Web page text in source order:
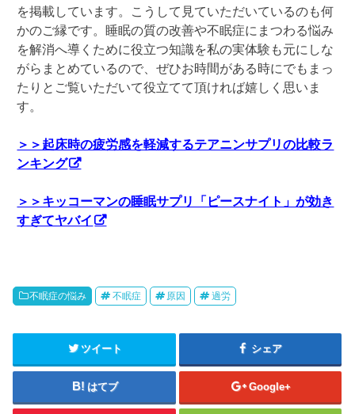
を掲載しています。こうして見ていただいているのも何
かのご縁です。睡眠の質の改善や不眠症にまつわる悩み
を解消へ導くために役立つ知識を私の実体験も元にしな
がらまとめているので、ぜひお時間がある時にでもまっ
たりとご覧いただいて役立てて頂ければ嬉しく思いま
す。
＞＞起床時の疲労感を軽減するテアニンサプリの比較ラ
ンキング
＞＞キッコーマンの睡眠サプリ「ピースナイト」が効き
すぎてヤバイ
不眠症の悩み 不眠症 原因 過労
ツイート シェア
はてブ Google+